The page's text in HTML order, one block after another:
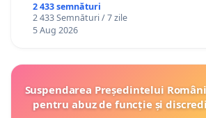
2 433 semnături
2 433 Semnături / 7 zile
5 Aug 2026
Suspendarea Președintelui
pentru abuz de funcție și